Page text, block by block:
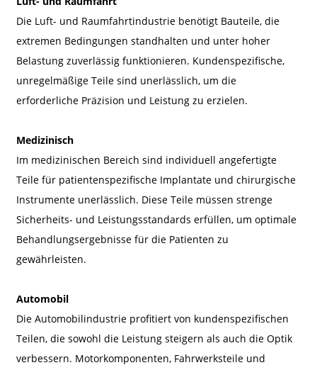
Die Luft- und Raumfahrtindustrie benötigt Bauteile, die
extremen Bedingungen standhalten und unter hoher
Belastung zuverlässig funktionieren. Kundenspezifische,
unregelmäßige Teile sind unerlässlich, um die
erforderliche Präzision und Leistung zu erzielen.
Medizinisch
Im medizinischen Bereich sind individuell angefertigte
Teile für patientenspezifische Implantate und chirurgische
Instrumente unerlässlich. Diese Teile müssen strenge
Sicherheits- und Leistungsstandards erfüllen, um optimale
Behandlungsergebnisse für die Patienten zu
gewährleisten.
Automobil
Die Automobilindustrie profitiert von kundenspezifischen
Teilen, die sowohl die Leistung steigern als auch die Optik
verbessern. Motorkomponenten, Fahrwerksteile und